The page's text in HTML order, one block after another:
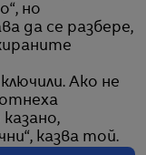
но
да се разбере,
Ако не
казва той.